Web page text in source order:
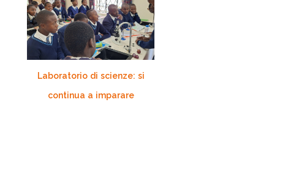
Laboratorio di scienze: si
continua a imparare